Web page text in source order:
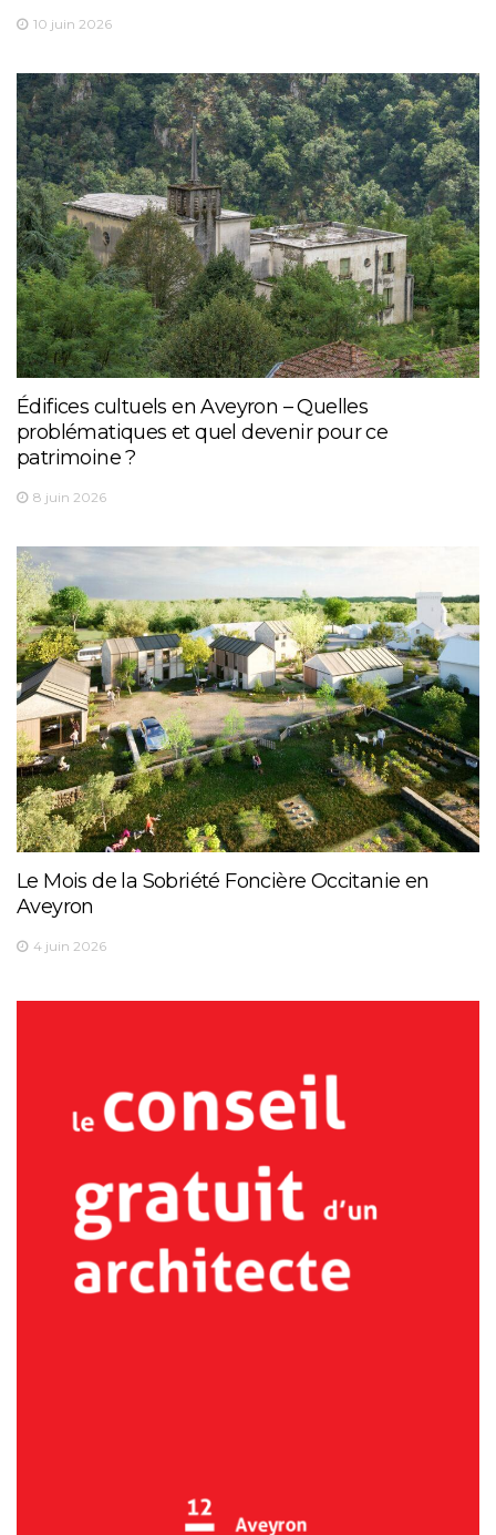
10 juin 2026
Édifices cultuels en Aveyron – Quelles
problématiques et quel devenir pour ce
patrimoine ?
8 juin 2026
Le Mois de la Sobriété Foncière Occitanie en
Aveyron
4 juin 2026